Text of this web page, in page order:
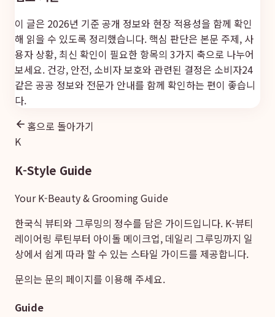
이 글은 2026년 기준 공개 정보와 현장 적용성을 함께 확인
해 읽을 수 있도록 정리했습니다. 핵심 판단은 본문 주제, 사
용자 상황, 최신 확인이 필요한 항목의 3가지 축으로 나누어
보세요. 건강, 안전, 소비자 보호와 관련된 결정은 소비자24
같은 공공 정보와 전문가 안내를 함께 확인하는 편이 좋습니
다.
홈으로 돌아가기
K
K-Style Guide
Your K-Beauty & Grooming Guide
한국식 뷰티와 그루밍의 정수를 담은 가이드입니다. K-뷰티
레이어링 루틴부터 아이돌 메이크업, 데일리 그루밍까지 일
상에서 쉽게 따라 할 수 있는 스타일 가이드를 제공합니다.
문의는 문의 페이지를 이용해 주세요.
Guide